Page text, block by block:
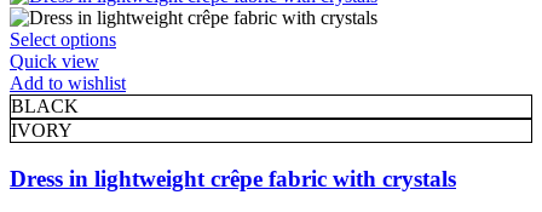
product
page
Select optionsThis
has
variants.
The
options
may
Quick view
Add to wishlist
BLACK
IVORY
Dress in lightweight crêpe fabric with crystals